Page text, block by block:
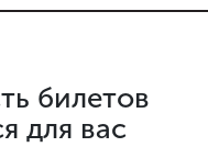
билетов
для вас